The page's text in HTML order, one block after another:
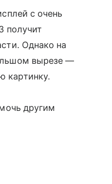
с очень
получит
Однако на
вырезе —
картинку.
другим